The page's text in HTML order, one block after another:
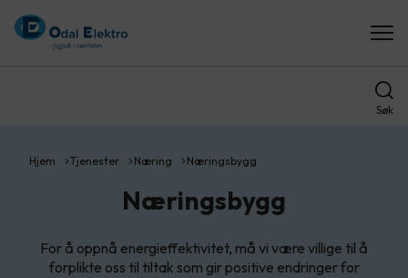
Søk
Hjem Tjenester Næring Næringsbygg
Næringsbygg
For å oppnå energieffektivitet, må vi være villige til å
forplikte oss til tiltak som gir positive endringer for